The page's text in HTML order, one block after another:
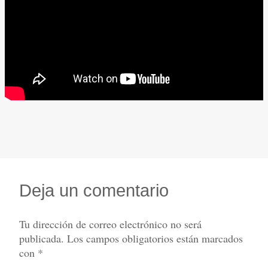
Deja un comentario
Tu dirección de correo electrónico no será
publicada. Los campos obligatorios están marcados
con *